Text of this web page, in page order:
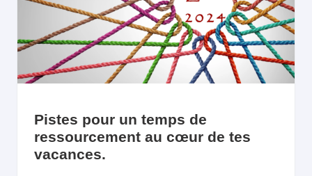
Pistes pour un temps de
ressourcement au cœur de tes
vacances.